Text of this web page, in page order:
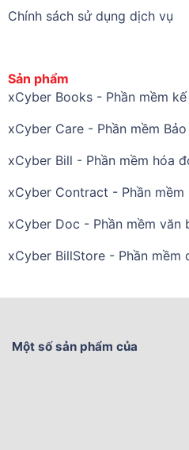
Chính sách sử dụng dịch vụ
Sản phẩm
xCyber Books - Phần mềm
xCyber Care - Phần mềm
xCyber Bill - Phần mềm hóa
xCyber Contract - Phần
xCyber Doc - Phần mềm văn
xCyber BillStore - Phần mềm
Một số sản phẩm của